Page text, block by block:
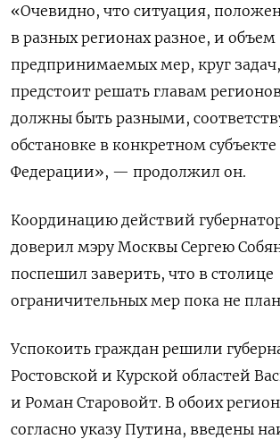
«Очевидно, что ситуация,
в разных регионах разное, и объем
предпринимаемых мер, круг
предстоит решать главам
должны быть разными,
обстановке в конкретном субъекте
Федерации», — продолжил он.
Координацию действий
доверил мэру Москвы Сергею
поспешил заверить, что в столице
ограничительных мер пока не
Успокоить граждан решили
Ростовской и Курской областей
и Роман Старовойт. В обоих
согласно указу Путина, введены